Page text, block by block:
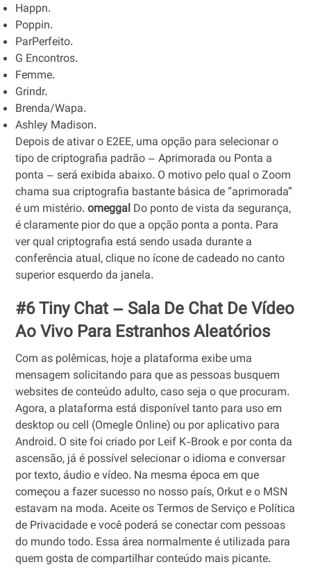
Happn.
Poppin.
ParPerfeito.
G Encontros.
Femme.
Grindr.
Brenda/Wapa.
Ashley Madison.
Depois de ativar o E2EE, uma opção para selecionar o
tipo de criptografia padrão – Aprimorada ou Ponta a
ponta – será exibida abaixo. O motivo pelo qual o Zoom
chama sua criptografia bastante básica de “aprimorada”
é um mistério.omeggal Do ponto de vista da segurança,
é claramente pior do que a opção ponta a ponta. Para
ver qual criptografia está sendo usada durante a
conferência atual, clique no ícone de cadeado no canto
superior esquerdo da janela.
#6 Tiny Chat – Sala De Chat De Vídeo
Ao Vivo Para Estranhos Aleatórios
Com as polêmicas, hoje a plataforma exibe uma
mensagem solicitando para que as pessoas busquem
websites de conteúdo adulto, caso seja o que procuram.
Agora, a plataforma está disponível tanto para uso em
desktop ou cell (Omegle Online) ou por aplicativo para
Android. O site foi criado por Leif K-Brook e por conta da
ascensão, já é possível selecionar o idioma e conversar
por texto, áudio e vídeo. Na mesma época em que
começou a fazer sucesso no nosso país, Orkut e o MSN
estavam na moda. Aceite os Termos de Serviço e Política
de Privacidade e você poderá se conectar com pessoas
do mundo todo. Essa área normalmente é utilizada para
quem gosta de compartilhar conteúdo mais picante.